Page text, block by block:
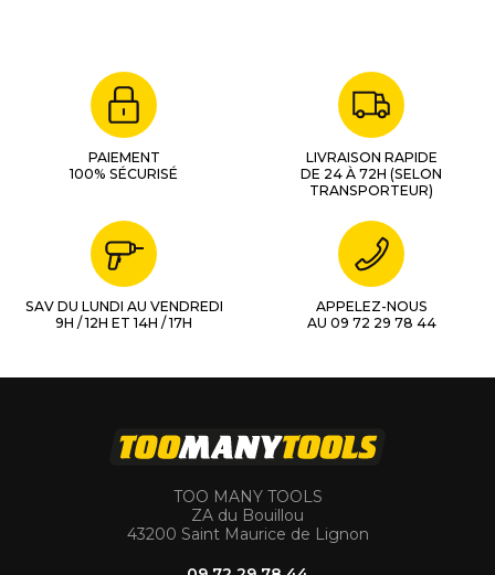
PAIEMENT
100% SÉCURISÉ
LIVRAISON RAPIDE
DE 24 À 72H (SELON
TRANSPORTEUR)
SAV DU LUNDI AU VENDREDI
9H / 12H ET 14H / 17H
APPELEZ-NOUS
AU 09 72 29 78 44
TOO MANY TOOLS
ZA du Bouillou
43200 Saint Maurice de Lignon